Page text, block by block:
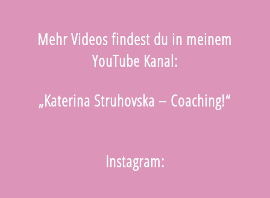
Mehr Videos findest du in meinem
YouTube Kanal:
„Katerina Struhovska – Coaching!“
Instagram: